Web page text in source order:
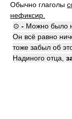
Обычно глаголы
нефиксир.
⊙ - Можно было
Он всё равно
тоже забыл об
Надиного отца,